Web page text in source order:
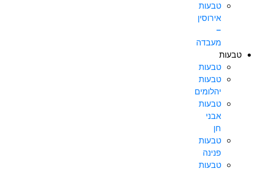
טבעות
אירוסין
–
מעבדה
טבעות
טבעות
טבעות
יהלומים
טבעות
אבני
חן
טבעות
פנינה
טבעות